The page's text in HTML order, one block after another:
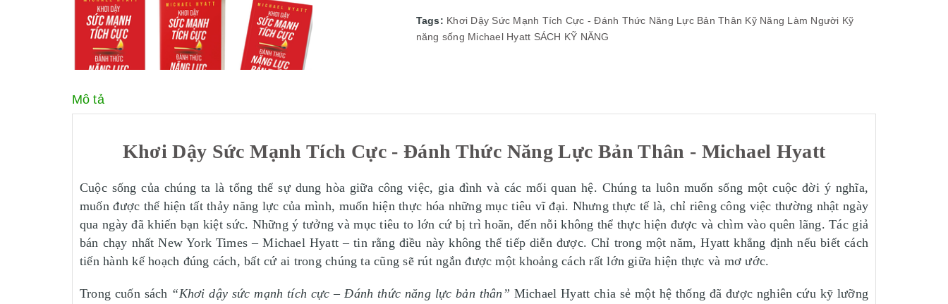
Tags: Khơi Dậy Sức Mạnh Tích Cực - Đánh Thức Năng Lực Bản Thân Kỹ Năng Làm Người Kỹ
năng sống Michael Hyatt SÁCH KỸ NĂNG
Mô tả
Khơi Dậy Sức Mạnh Tích Cực - Đánh Thức Năng Lực Bản Thân - Michael Hyatt
Cuộc sống của chúng ta là tổng thể sự dung hòa giữa công việc, gia đình và các mối quan hệ. Chúng ta luôn muốn sống một cuộc đời ý nghĩa,
muốn được thể hiện tất thảy năng lực của mình, muốn hiện thực hóa những mục tiêu vĩ đại. Nhưng thực tế là, chỉ riêng công việc thường nhật ngày
qua ngày đã khiến bạn kiệt sức. Những ý tưởng và mục tiêu to lớn cứ bị trì hoãn, đến nỗi không thể thực hiện được và chìm vào quên lãng. Tác giả
bán chạy nhất New York Times – Michael Hyatt – tin rằng điều này không thể tiếp diễn được. Chỉ trong một năm, Hyatt khẳng định nếu biết cách
tiến hành kế hoạch đúng cách, bất cứ ai trong chúng ta cũng sẽ rút ngắn được một khoảng cách rất lớn giữa hiện thực và mơ ước.
Trong cuốn sách “Khơi dậy sức mạnh tích cực – Đánh thức năng lực bản thân” Michael Hyatt chia sẻ một hệ thống đã được nghiên cứu kỹ lưỡng